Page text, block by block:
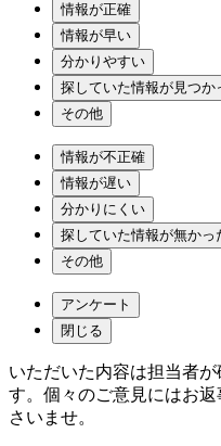
情報が正確
情報が早い
分かりやすい
探していた情報が見つか
その他
情報が不正確
情報が遅い
分かりにくい
探していた情報が無かっ
その他
アンケート
閉じる
いただいた内容は担当者
す。個々のご意見にはお
さいませ。